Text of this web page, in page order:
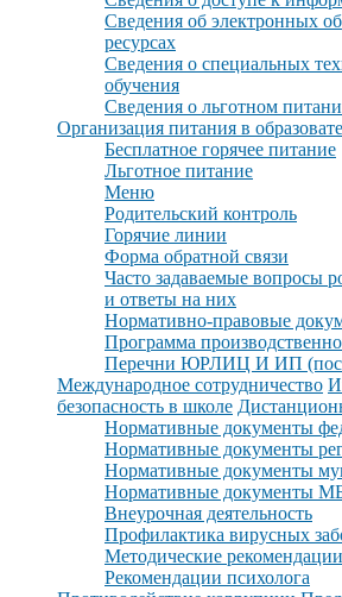
Сведения об электронных
ресурсах
Сведения о специальных
обучения
Сведения о льготном
Организация питания в
Бесплатное горячее питание
Льготное питание
Меню
Родительский контроль
Горячие линии
Форма обратной связи
Часто задаваемые вопросы
и ответы на них
Нормативно-правовые
Программа
Перечни ЮРЛИЦ И ИП
Международное сотрудничество
безопасность в школе
Нормативные документы
Нормативные документы
Нормативные документы
Нормативные документы
Внеурочная деятельность
Профилактика вирусных
Методические рекомендации
Рекомендации психолога